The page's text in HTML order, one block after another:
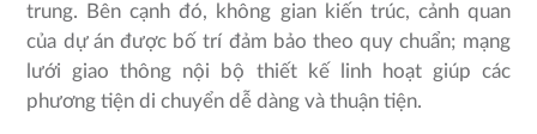
trung. Bên cạnh đó, không gian kiến trúc, cảnh quan
của dự án được bố trí đảm bảo theo quy chuẩn; mạng
lưới giao thông nội bộ thiết kế linh hoạt giúp các
phương tiện di chuyển dễ dàng và thuận tiện.